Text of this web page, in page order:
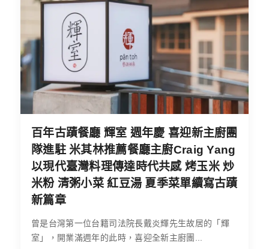
百年古蹟餐廳 輝室 週年慶 喜迎新主廚團
隊進駐 米其林推薦餐廳主廚Craig Yang
以現代臺灣料理傳達時代共感 烤玉米 炒
米粉 清粥小菜 紅豆湯 夏季菜單續寫古蹟
新篇章
曾是台灣第一位台籍司法院長戴炎輝先生故居的「輝
室」，開業滿週年的此時，喜迎全新主廚團...